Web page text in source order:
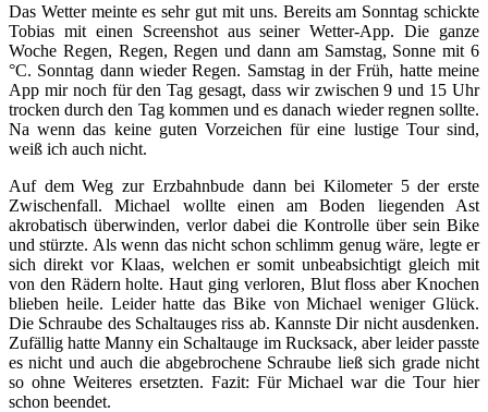
Das Wetter meinte es sehr gut mit uns. Bereits am Sonntag schickte
Tobias mit einen Screenshot aus seiner Wetter-App. Die ganze
Woche Regen, Regen, Regen und dann am Samstag, Sonne mit 6
°C. Sonntag dann wieder Regen. Samstag in der Früh, hatte meine
App mir noch für den Tag gesagt, dass wir zwischen 9 und 15 Uhr
trocken durch den Tag kommen und es danach wieder regnen sollte.
Na wenn das keine guten Vorzeichen für eine lustige Tour sind,
weiß ich auch nicht.
Auf dem Weg zur Erzbahnbude dann bei Kilometer 5 der erste
Zwischenfall. Michael wollte einen am Boden liegenden Ast
akrobatisch überwinden, verlor dabei die Kontrolle über sein Bike
und stürzte. Als wenn das nicht schon schlimm genug wäre, legte er
sich direkt vor Klaas, welchen er somit unbeabsichtigt gleich mit
von den Rädern holte. Haut ging verloren, Blut floss aber Knochen
blieben heile. Leider hatte das Bike von Michael weniger Glück.
Die Schraube des Schaltauges riss ab. Kannste Dir nicht ausdenken.
Zufällig hatte Manny ein Schaltauge im Rucksack, aber leider passte
es nicht und auch die abgebrochene Schraube ließ sich grade nicht
so ohne Weiteres ersetzten. Fazit: Für Michael war die Tour hier
schon beendet.